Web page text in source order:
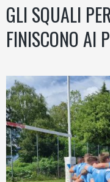
GLI SQUALI
FINISCONO AI